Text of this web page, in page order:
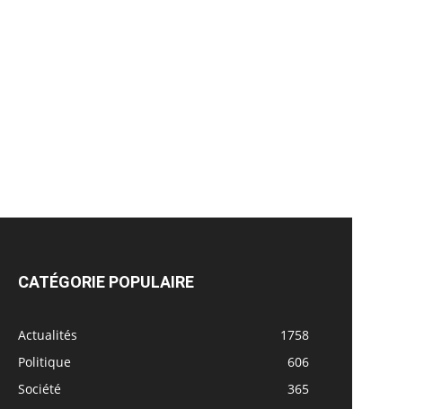
CATÉGORIE POPULAIRE
Actualités
1758
Politique
606
Société
365